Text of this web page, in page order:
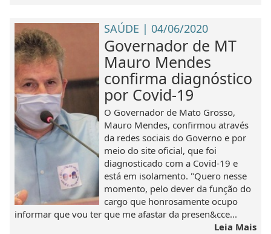
SAÚDE | 04/06/2020
Governador de MT
Mauro Mendes
confirma diagnóstico
por Covid-19
O Governador de Mato Grosso,
Mauro Mendes, confirmou através
da redes sociais do Governo e por
meio do site oficial, que foi
diagnosticado com a Covid-19 e
está em isolamento. "Quero nesse
momento, pelo dever da função do
cargo que honrosamente ocupo
informar que vou ter que me afastar da presen&cce...
Leia Mais